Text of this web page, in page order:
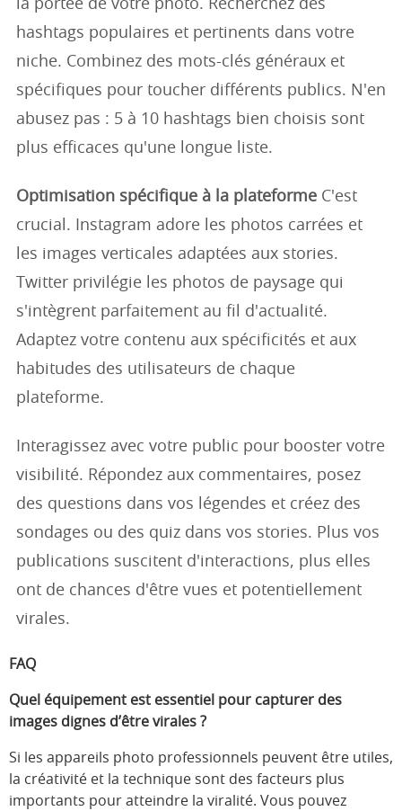
la portée de votre photo. Recherchez des
hashtags populaires et pertinents dans votre
niche. Combinez des mots-clés généraux et
spécifiques pour toucher différents publics. N'en
abusez pas : 5 à 10 hashtags bien choisis sont
plus efficaces qu'une longue liste.
Optimisation spécifique à la plateforme C'est
crucial. Instagram adore les photos carrées et
les images verticales adaptées aux stories.
Twitter privilégie les photos de paysage qui
s'intègrent parfaitement au fil d'actualité.
Adaptez votre contenu aux spécificités et aux
habitudes des utilisateurs de chaque
plateforme.
Interagissez avec votre public pour booster votre
visibilité. Répondez aux commentaires, posez
des questions dans vos légendes et créez des
sondages ou des quiz dans vos stories. Plus vos
publications suscitent d'interactions, plus elles
ont de chances d'être vues et potentiellement
virales.
FAQ
Quel équipement est essentiel pour capturer des
images dignes d’être virales ?
Si les appareils photo professionnels peuvent être utiles,
la créativité et la technique sont des facteurs plus
importants pour atteindre la viralité. Vous pouvez